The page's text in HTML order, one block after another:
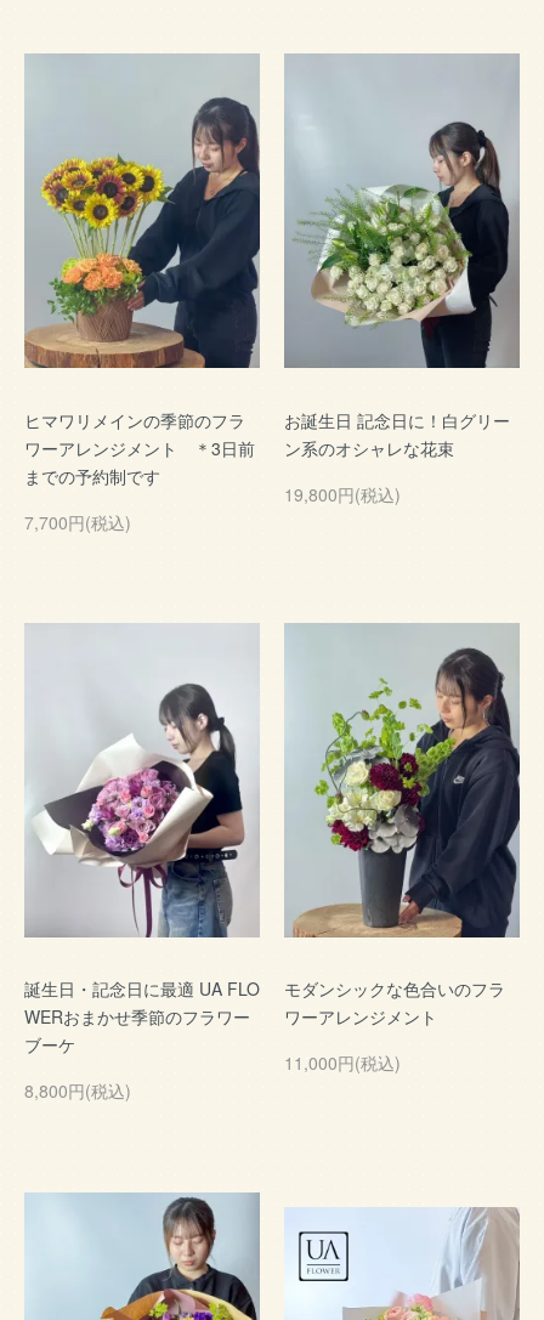
ヒマワリメインの季節のフラ
ワーアレンジメント ＊3日前
までの予約制です
7,700円(税込)
お誕生日 記念日に！白グリー
ン系のオシャレな花束
19,800円(税込)
誕生日・記念日に最適 UA FLO
WERおまかせ季節のフラワー
ブーケ
8,800円(税込)
モダンシックな色合いのフラ
ワーアレンジメント
11,000円(税込)